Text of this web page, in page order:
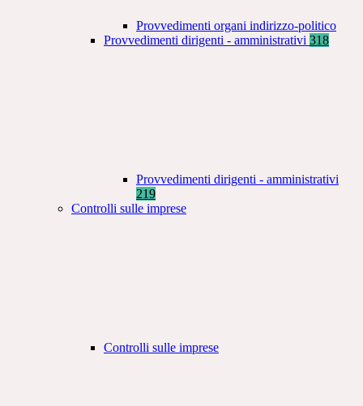
Provvedimenti organi indirizzo-politico
Provvedimenti dirigenti - amministrativi 318
Provvedimenti dirigenti - amministrativi
219
Controlli sulle imprese
Controlli sulle imprese